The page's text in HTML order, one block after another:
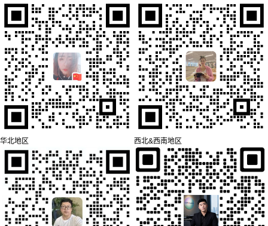
华北地区 西北&西南地区